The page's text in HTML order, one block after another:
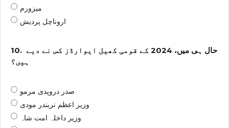
میزورم
اروناچل پردیش
10. حال ہی میں، 2024 کے قومی کھیل ایوارڈز کس نے دیے
ہیں؟
صدر دروپدی مرمو
وزیر اعظم نریندر مودی
وزیر داخلہ امت شاہ